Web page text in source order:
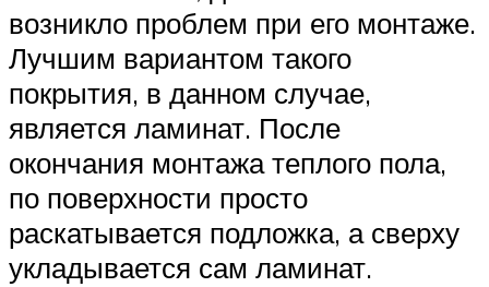
возникло проблем при его монтаже.
Лучшим вариантом такого
покрытия, в данном случае,
является ламинат. После
окончания монтажа теплого пола,
по поверхности просто
раскатывается подложка, а сверху
укладывается сам ламинат.